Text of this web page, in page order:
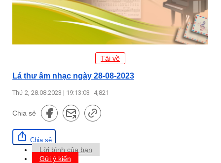
Tải về
Lá thư âm nhạc ngày 28-08-2023
Thứ 2, 28.08.2023 | 19:13:03 4,821
Chia sẻ
Chia sẻ
Lời bình của bạn
Gửi ý kiến